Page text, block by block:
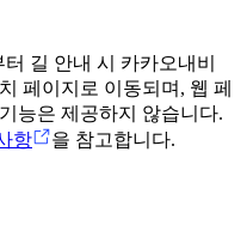
터 길 안내 시 카카오내비
페이지로 이동되며, 웹 페
능은 제공하지 않습니다.
항 을 참고합니다.